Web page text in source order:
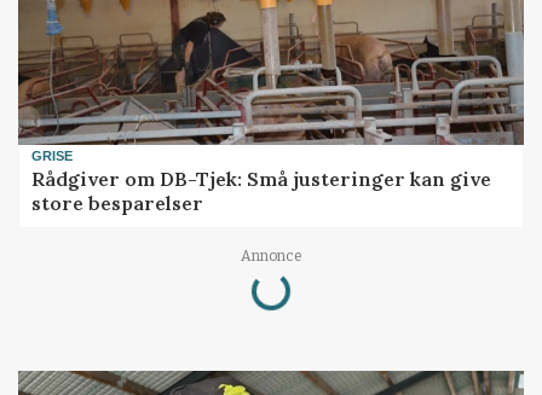
GRISE
Rådgiver om DB-Tjek: Små justeringer kan give
store besparelser
Annonce
Loading...